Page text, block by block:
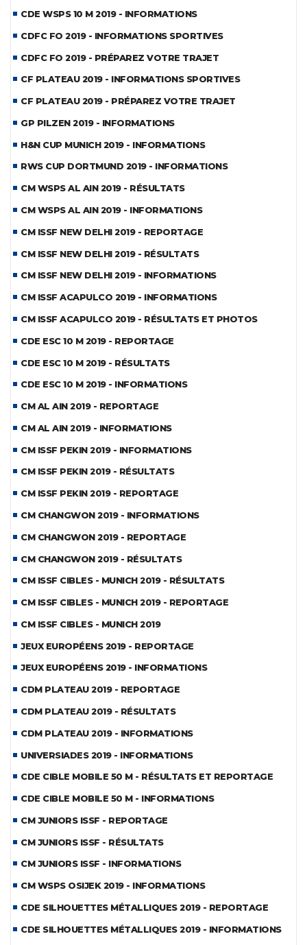
CDE WSPS 10 M 2019 - INFORMATIONS
CDFC FO 2019 - INFORMATIONS SPORTIVES
CDFC FO 2019 - PRÉPAREZ VOTRE TRAJET
CF PLATEAU 2019 - INFORMATIONS SPORTIVES
CF PLATEAU 2019 - PRÉPAREZ VOTRE TRAJET
GP PILZEN 2019 - INFORMATIONS
H&N CUP MUNICH 2019 - INFORMATIONS
RWS CUP DORTMUND 2019 - INFORMATIONS
CM WSPS AL AIN 2019 - RÉSULTATS
CM WSPS AL AIN 2019 - INFORMATIONS
CM ISSF NEW DELHI 2019 - REPORTAGE
CM ISSF NEW DELHI 2019 - RÉSULTATS
CM ISSF NEW DELHI 2019 - INFORMATIONS
CM ISSF ACAPULCO 2019 - INFORMATIONS
CM ISSF ACAPULCO 2019 - RÉSULTATS ET PHOTOS
CDE ESC 10 M 2019 - REPORTAGE
CDE ESC 10 M 2019 - RÉSULTATS
CDE ESC 10 M 2019 - INFORMATIONS
CM AL AIN 2019 - REPORTAGE
CM AL AIN 2019 - INFORMATIONS
CM ISSF PEKIN 2019 - INFORMATIONS
CM ISSF PEKIN 2019 - RÉSULTATS
CM ISSF PEKIN 2019 - REPORTAGE
CM CHANGWON 2019 - INFORMATIONS
CM CHANGWON 2019 - REPORTAGE
CM CHANGWON 2019 - RÉSULTATS
CM ISSF CIBLES - MUNICH 2019 - RÉSULTATS
CM ISSF CIBLES - MUNICH 2019 - REPORTAGE
CM ISSF CIBLES - MUNICH 2019
JEUX EUROPÉENS 2019 - REPORTAGE
JEUX EUROPÉENS 2019 - INFORMATIONS
CDM PLATEAU 2019 - REPORTAGE
CDM PLATEAU 2019 - RÉSULTATS
CDM PLATEAU 2019 - INFORMATIONS
UNIVERSIADES 2019 - INFORMATIONS
CDE CIBLE MOBILE 50 M - RÉSULTATS ET REPORTAGE
CDE CIBLE MOBILE 50 M - INFORMATIONS
CM JUNIORS ISSF - REPORTAGE
CM JUNIORS ISSF - RÉSULTATS
CM JUNIORS ISSF - INFORMATIONS
CM WSPS OSIJEK 2019 - INFORMATIONS
CDE SILHOUETTES MÉTALLIQUES 2019 - REPORTAGE
CDE SILHOUETTES MÉTALLIQUES 2019 - INFORMATIONS